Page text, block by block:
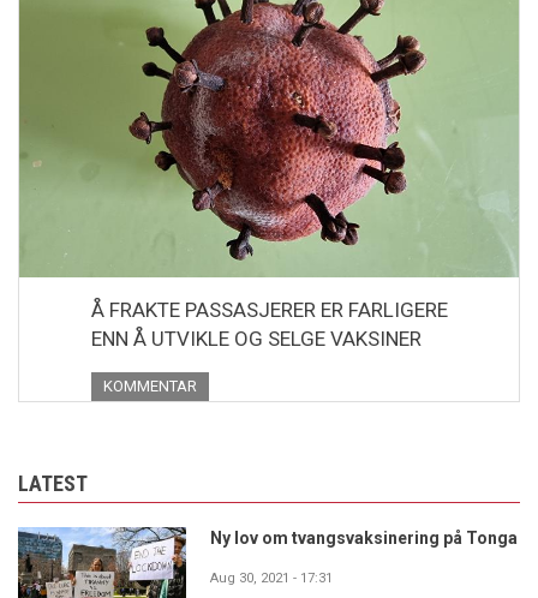
Å FRAKTE PASSASJERER ER FARLIGERE
ENN Å UTVIKLE OG SELGE VAKSINER
KOMMENTAR
LATEST
Ny lov om tvangsvaksinering på Tonga
Aug 30, 2021 - 17:31